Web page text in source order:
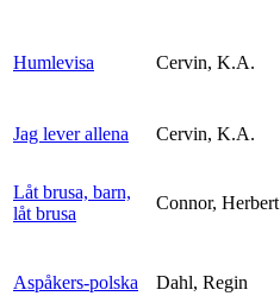
Humlevisa Cervin, K.A.
Jag lever allena Cervin, K.A.
Låt brusa, barn,
låt brusa
Connor, Herbert
Aspåkers-polska Dahl, Regin